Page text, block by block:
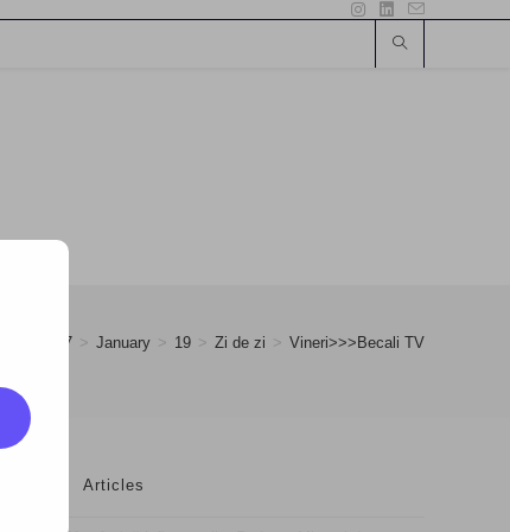
2007 > January > 19 > Zi de zi > Vineri>>>Becali TV
Articles